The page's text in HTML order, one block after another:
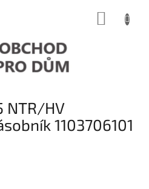
NTR/HV
1103706101